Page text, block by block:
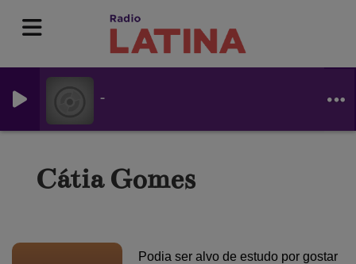
-
Cátia Gomes
Podia ser alvo de estudo por gostar